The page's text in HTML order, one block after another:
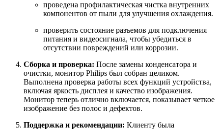
проведена профилактическая чистка внутренних
компонентов от пыли для улучшения охлаждения.
проверить состояние разъемов для подключения
питания и видеосигнала, чтобы убедиться в
отсутствии повреждений или коррозии.
Сборка и проверка: После замены конденсатора и
очистки, монитор Philips был собран целиком.
Выполнена проверка работы всех функций устройства,
включая яркость дисплея и качество изображения.
Монитор теперь отлично включается, показывает четкое
изображение без полос и дефектов.
Поддержка и рекомендации: Клиенту была